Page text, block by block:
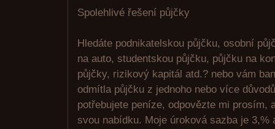
Spolehlivé řešení půjčky
Hledáte podnikatelskou půjčku, osobní
na auto, studentskou půjčku, půjčku na
půjčky, rizikový kapitál atd.? nebo vám
odmítla půjčku z jednoho nebo více
potřebujete peníze, odpovězte mi prosím,
svou nabídku. Moje úroková sazba je 3,%